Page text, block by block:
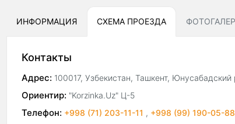
ИНФОРМАЦИЯ СХЕМА ПРОЕЗДА
Контакты
Адрес: 100017, Узбекистан, Ташкент,
Ориентир: "Korzinka.Uz" Ц-5
Телефон: +998 (71) 203-11-11 , +998 (99) 190-05-88